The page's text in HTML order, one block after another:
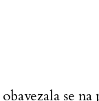
obavezala se